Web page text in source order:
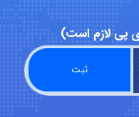
abolfazlkoshehe
abolfazlkoshehe
پی لازم است)